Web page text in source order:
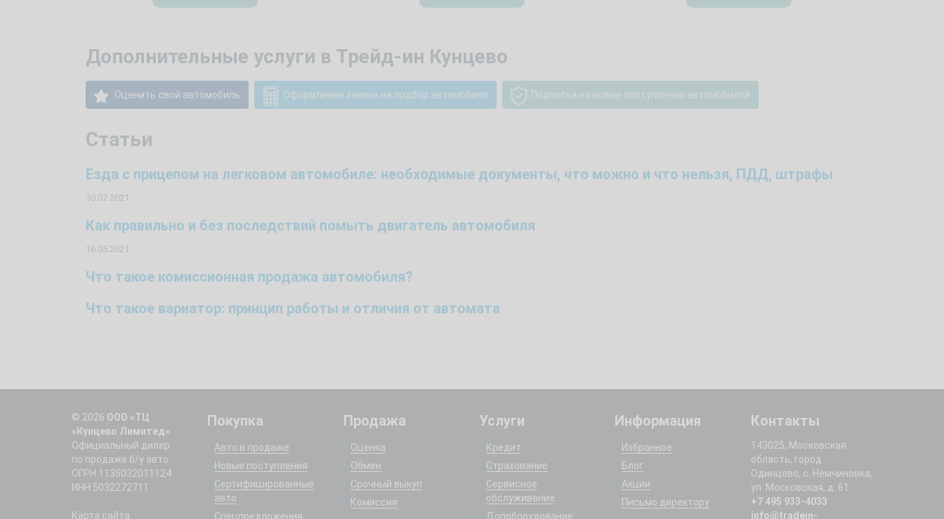
Дополнительные услуги в Трейд-ин Кунцево
Оценить свой автомобиль Оформление заявки на подбор автомобиля Подписка на новые поступления автомобилей
Статьи
Езда с прицепом на легковом автомобиле: необходимые документы, что можно и что нельзя, ПДД, штрафы
30.07.2021
Как правильно и без последствий помыть двигатель автомобиля
16.05.2021
Что такое комиссионная продажа автомобиля?
Что такое вариатор: принцип работы и отличия от автомата
© 2026 ООО «ТЦ
«Кунцево Лимитед»
Официальный дилер
по продаже б/у авто
ОГРН 1135032011124
ИНН 5032272711
Карта сайта
Покупка
Авто в продаже
Новые поступления
Сертифицированные
авто
Спецпредложения
Продажа
Оценка
Обмен
Срочный выкуп
Комиссия
Услуги
Кредит
Страхование
Сервисное
обслуживание
Допоборудование
Информация
Избранное
Блог
Акции
Письмо директору
Контакты
143025, Московская
область, город
Одинцово, с. Немчиновка,
ул. Московская, д. 61
+7 495 933-4033
info@tradein-